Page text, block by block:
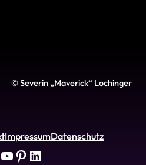
© Severin „Maverick“ Lochinger
ImpressumDatenschutz
YouTube Pinterest LinkedIn